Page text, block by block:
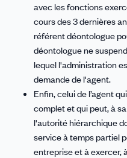
avec les fonctions
cours des 3 dernières
référent déontologue
déontologue ne
lequel l'administration
demande de l'agent.
Enfin, celui de l’agent
complet et qui peut, à
l'autorité hiérarchique
service à temps partiel
entreprise et à exercer,